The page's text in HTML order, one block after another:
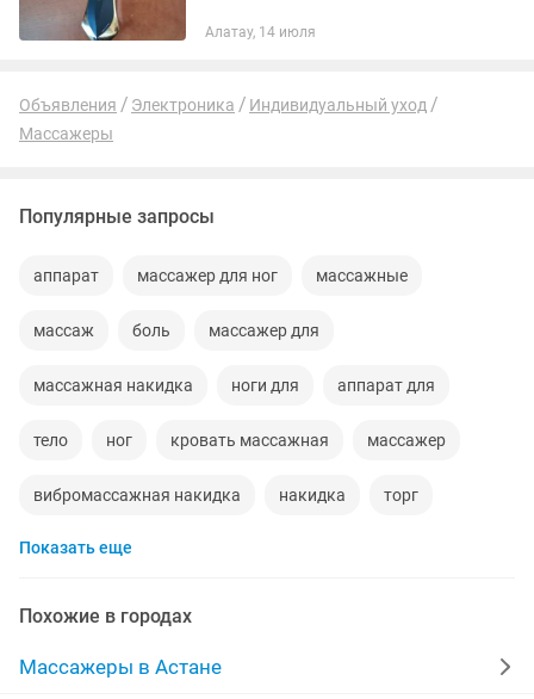
Алатау, 14 июля
Объявления Электроника
Индивидуальный уход
Массажеры
Популярные запросы
аппарат массажер для ног массажные
массаж боль массажер для
массажная накидка ноги для аппарат для
тело ног кровать массажная массажер
вибромассажная накидка накидка торг
лицо спина
массажор для массажы
Показать еще
Похожие в городах
Массажеры в Астане